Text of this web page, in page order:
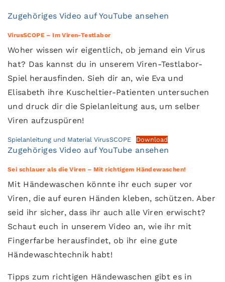
Zugehöriges Video auf YouTube ansehen
VirusSCOPE – Im Viren-Testlabor
Woher wissen wir eigentlich, ob jemand ein Virus
hat? Das kannst du in unserem Viren-Testlabor-
Spiel herausfinden. Sieh dir an, wie Eva und
Elisabeth ihre Kuscheltier-Patienten untersuchen
und druck dir die Spielanleitung aus, um selber
Viren aufzuspüren!
Spielanleitung und Material VirusSCOPE Download
Zugehöriges Video auf YouTube ansehen
Sei schlauer als die Viren – Mit richtigem Händewaschen!
Mit Händewaschen könnte ihr euch super vor
Viren, die auf euren Händen kleben, schützen. Aber
seid ihr sicher, dass ihr auch alle Viren erwischt?
Schaut euch in unserem Video an, wie ihr mit
Fingerfarbe herausfindet, ob ihr eine gute
Händewaschtechnik habt!
Tipps zum richtigen Händewaschen gibt es in